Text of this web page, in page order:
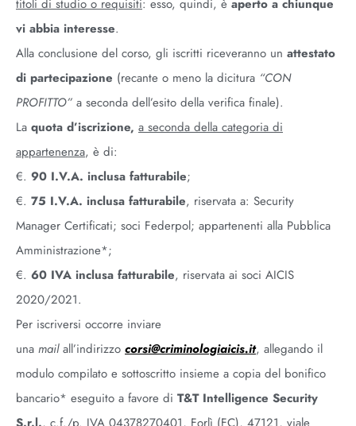
titoli di studio o requisiti: esso, quindi, è aperto a chiunque
vi abbia interesse.
Alla conclusione del corso, gli iscritti riceveranno un attestato
di partecipazione (recante o meno la dicitura “CON
PROFITTO” a seconda dell’esito della verifica finale).
La quota d’iscrizione, a seconda della categoria di
appartenenza, è di:
€. 90 I.V.A. inclusa fatturabile;
€. 75 I.V.A. inclusa fatturabile, riservata a: Security
Manager Certificati; soci Federpol; appartenenti alla Pubblica
Amministrazione*;
€. 60 IVA inclusa fatturabile, riservata ai soci AICIS
2020/2021.
Per iscriversi occorre inviare
una mailall’indirizzo corsi@criminologiaicis.it, allegando il
modulo compilato e sottoscritto insieme a copia del bonifico
bancario* eseguito a favore di T&T Intelligence Security